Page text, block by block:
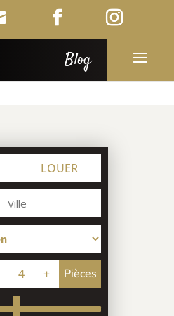
Blog
LOUER
4 + Pièces